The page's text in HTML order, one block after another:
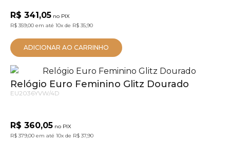
R$ 341,05 no PIX
R$ 359,00 em até 10x de R$ 35,90
ADICIONAR AO CARRINHO
Relógio Euro Feminino Glitz Dourado
EU2036YVW/4D
R$ 360,05 no PIX
R$ 379,00 em até 10x de R$ 37,90